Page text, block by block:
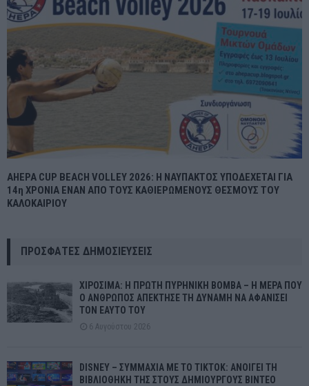
AHEPA CUP BEACH VOLLEY 2026: Η ΝΑΥΠΑΚΤΟΣ ΥΠΟΔΕΧΕΤΑΙ ΓΙΑ
14η ΧΡΟΝΙΑ ΕΝΑΝ ΑΠΟ ΤΟΥΣ ΚΑΘΙΕΡΩΜΕΝΟΥΣ ΘΕΣΜΟΥΣ ΤΟΥ
ΚΑΛΟΚΑΙΡΙΟΥ
ΠΡΌΣΦΑΤΕΣ ΔΗΜΟΣΙΕΎΣΕΙΣ
ΧΙΡΟΣΙΜΑ: Η ΠΡΩΤΗ ΠΥΡΗΝΙΚΗ ΒΟΜΒΑ – Η ΜΕΡΑ ΠΟΥ
Ο ΑΝΘΡΩΠΟΣ ΑΠΕΚΤΗΣΕ ΤΗ ΔΥΝΑΜΗ ΝΑ ΑΦΑΝΙΣΕΙ
ΤΟΝ ΕΑΥΤΟ ΤΟΥ
6 Αυγούστου 2026
DISNEY – ΣΥΜΜΑΧΙΑ ΜΕ ΤΟ TIKTOK: ΑΝΟΙΓΕΙ ΤΗ
ΒΙΒΛΙΟΘΗΚΗ ΤΗΣ ΣΤΟΥΣ ΔΗΜΙΟΥΡΓΟΥΣ ΒΙΝΤΕΟ